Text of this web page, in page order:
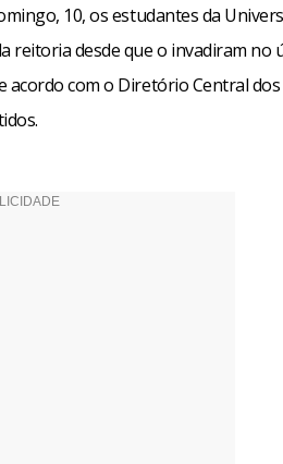
10, os estudantes da
reitoria desde que o invadiram no
acordo com o Diretório Central dos